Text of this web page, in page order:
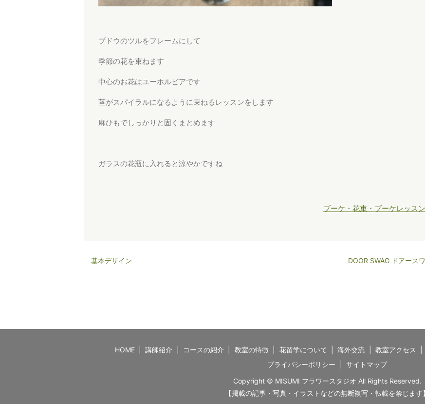
ブドウのツルをフレームにして
季節の花を束ねます
中心のお花はユーホルビアです
茎がスパイラルになるように束ねるレッスンをします
麻ひもでしっかりと固くまとめます
ガラスの花瓶に入れると涼やかですね
ブーケ・花束・ブーケレッスン
基本デザイン DOOR SWAG ドアース
HOME 講師紹介 コースの紹介 教室の特徴 花留学について 海外交流 教室アクセス
プライバシーポリシー
サイトマップ
Copyright © MISUMI フラワースタジオ All Rights Reserved.
【掲載の記事・写真・イラストなどの無断複写・転載を禁じます】